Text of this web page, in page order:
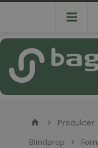
Produkter
Blindprop